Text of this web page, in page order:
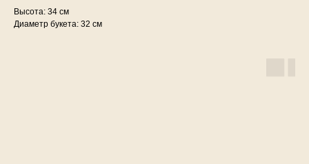
Высота: 34 см
Диаметр букета: 32 см